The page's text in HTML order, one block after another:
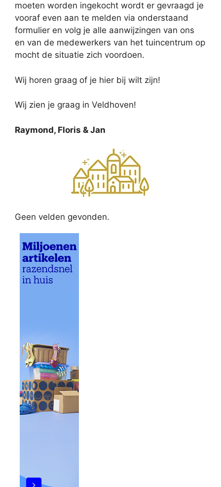
moeten worden ingekocht wordt er gevraagd je
vooraf even aan te melden via onderstaand
formulier en volg je alle aanwijzingen van ons
en van de medewerkers van het tuincentrum op
mocht de situatie zich voordoen.
Wij horen graag of je hier bij wilt zijn!
Wij zien je graag in Veldhoven!
Raymond, Floris & Jan
Geen velden gevonden.